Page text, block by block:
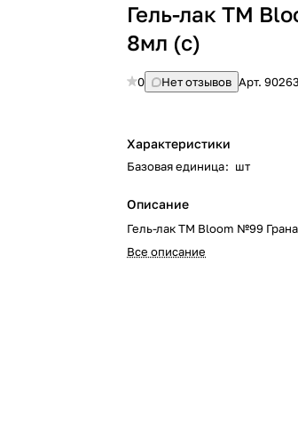
Гель-лак TM
8мл (с)
0 Нет отзывов Арт.
Характеристики
Базовая единица: шт
Описание
Гель-лак TM Bloom №99
Все описание